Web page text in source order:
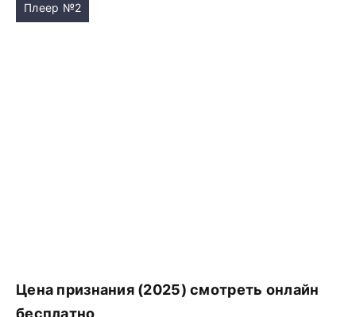
Плеер №2
Цена признания (2025) смотреть онлайн
бесплатно